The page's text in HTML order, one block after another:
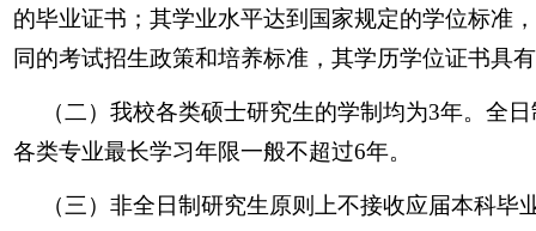
的毕业证书；其学业水平达到国家规定的学位标准
同的考试招生政策和培养标准，其学历学位证书具
（二）我校各类硕士研究生的学制均为3年。全
各类专业最长学习年限一般不超过6年。
（三）非全日制研究生原则上不接收应届本科